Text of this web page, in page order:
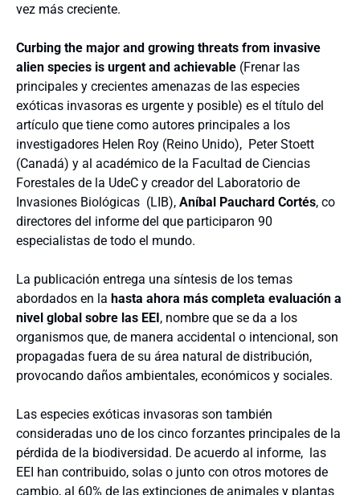
vez más creciente.
Curbing the major and growing threats from invasive
alien species is urgent and achievable (Frenar las
principales y crecientes amenazas de las especies
exóticas invasoras es urgente y posible) es el título del
artículo que tiene como autores principales a los
investigadores Helen Roy (Reino Unido), Peter Stoett
(Canadá) y al académico de la Facultad de Ciencias
Forestales de la UdeC y creador del Laboratorio de
Invasiones Biológicas (LIB), Aníbal Pauchard Cortés, co
directores del informe del que participaron 90
especialistas de todo el mundo.
La publicación entrega una síntesis de los temas
abordados en la hasta ahora más completa evaluación a
nivel global sobre las EEI, nombre que se da a los
organismos que, de manera accidental o intencional, son
propagadas fuera de su área natural de distribución,
provocando daños ambientales, económicos y sociales.
Las especies exóticas invasoras son también
consideradas uno de los cinco forzantes principales de la
pérdida de la biodiversidad. De acuerdo al informe, las
EEI han contribuido, solas o junto con otros motores de
cambio, al 60% de las extinciones de animales y plantas